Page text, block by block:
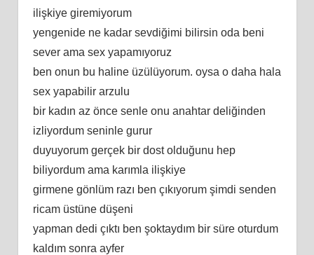
ilişkiye giremiyorum
yengenide ne kadar sevdiğimi bilirsin oda beni
sever ama sex yapamıyoruz
ben onun bu haline üzülüyorum. oysa o daha hala
sex yapabilir arzulu
bir kadın az önce senle onu anahtar deliğinden
izliyordum seninle gurur
duyuyorum gerçek bir dost olduğunu hep
biliyordum ama karımla ilişkiye
girmene gönlüm razı ben çıkıyorum şimdi senden
ricam üstüne düşeni
yapman dedi çıktı ben şoktaydım bir süre oturdum
kaldım sonra ayfer